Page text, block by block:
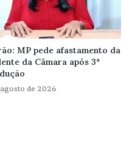
MP pede afastamento da
da Câmara após 3ª
de 2026